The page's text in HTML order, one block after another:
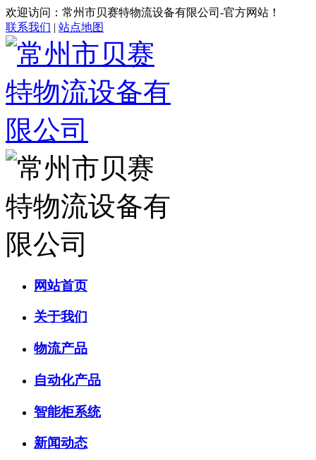
欢迎访问：常州市贝赛特物流设备有限公司-官方网站！
联系我们 | 站点地图
网站首页
关于我们
物流产品
自动化产品
智能柜系统
新闻动态